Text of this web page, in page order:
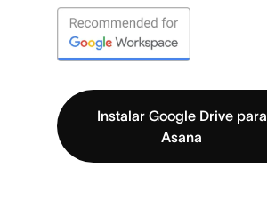
Instalar Google Drive para
Asana